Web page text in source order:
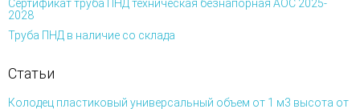
Сертификат труба ПНД техническая безнапорная АОС 2025-
2028
Труба ПНД в наличие со склада
Статьи
Колодец пластиковый универсальный объем от 1 м3 высота от